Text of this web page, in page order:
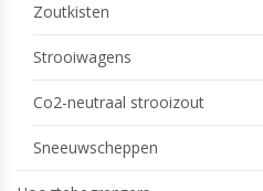
Zoutkisten
Strooiwagens
Co2-neutraal strooizout
Sneeuwscheppen